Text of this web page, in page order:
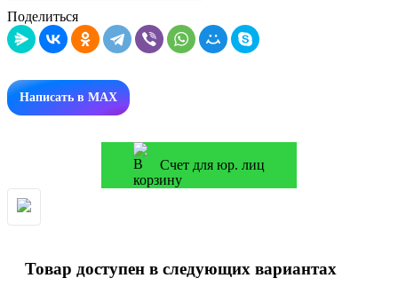
Поделиться
Написать в MAX
Счет для юр. лиц
Товар доступен в следующих вариантах